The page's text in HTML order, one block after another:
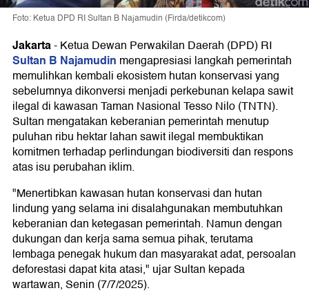
Foto: Ketua DPD RI Sultan B Najamudin (Firda/detikcom)
Jakarta-Ketua Dewan Perwakilan Daerah (DPD) RI
Sultan B Najamudin mengapresiasi langkah pemerintah
memulihkan kembali ekosistem hutan konservasi yang
sebelumnya dikonversi menjadi perkebunan kelapa sawit
ilegal di kawasan Taman Nasional Tesso Nilo (TNTN).
Sultan mengatakan keberanian pemerintah menutup
puluhan ribu hektar lahan sawit ilegal membuktikan
komitmen terhadap perlindungan biodiversiti dan respons
atas isu perubahan iklim.
"Menertibkan kawasan hutan konservasi dan hutan
lindung yang selama ini disalahgunakan membutuhkan
keberanian dan ketegasan pemerintah. Namun dengan
dukungan dan kerja sama semua pihak, terutama
lembaga penegak hukum dan masyarakat adat, persoalan
deforestasi dapat kita atasi," ujar Sultan kepada
wartawan, Senin (7/7/2025).